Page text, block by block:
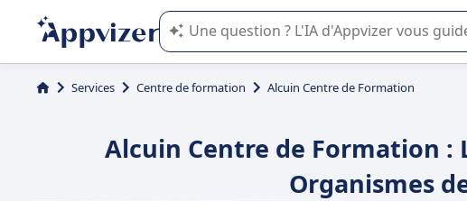
L'IA de Appvizer vous guide dans l'utilisation
Services Centre de formation Alcuin Centre de Formation
Alcuin Centre de Formation :
Organismes